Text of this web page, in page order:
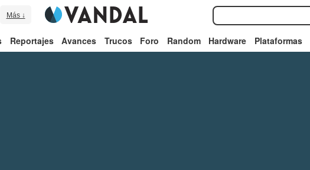
Más ↓
Reportajes Avances Trucos Foro Random Hardware Plataformas